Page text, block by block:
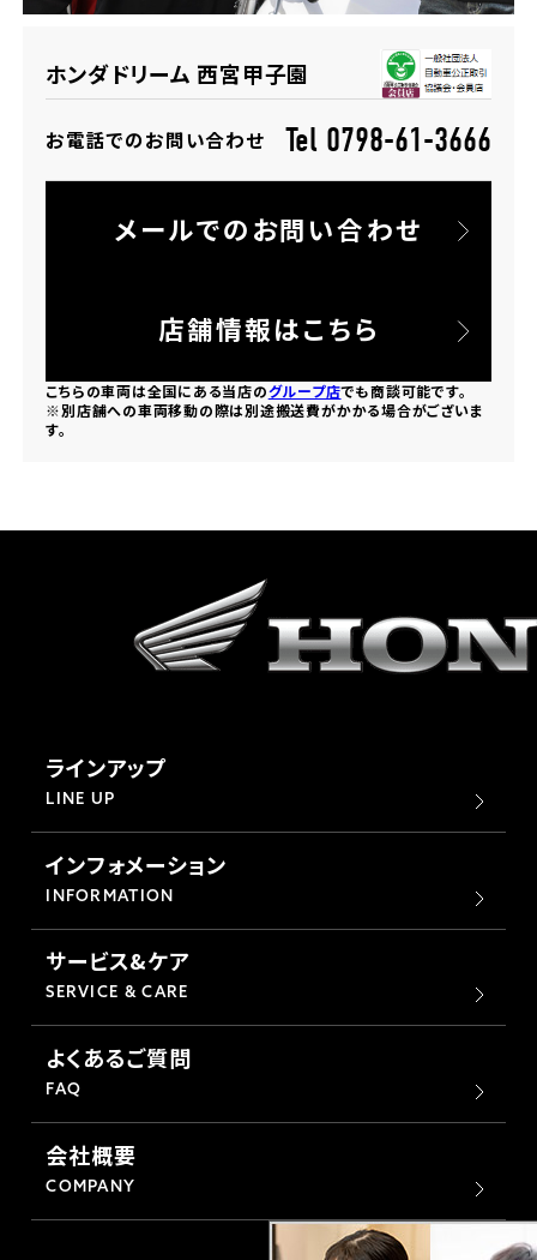
ホンダドリーム 西宮甲子園
お電話でのお問い合わせ Tel 0798-61-3666
メールでのお問い合わせ
店舗情報はこちら
こちらの車両は全国にある当店のグループ店でも商談可能です。
※別店舗への車両移動の際は別途搬送費がかかる場合がございま
す。
ラインアップ
LINE UP
インフォメーション
INFORMATION
サービス&ケア
SERVICE & CARE
よくあるご質問
FAQ
会社概要
COMPANY
ホンダドリーム ふかや花園
ホンダドリーム 所沢